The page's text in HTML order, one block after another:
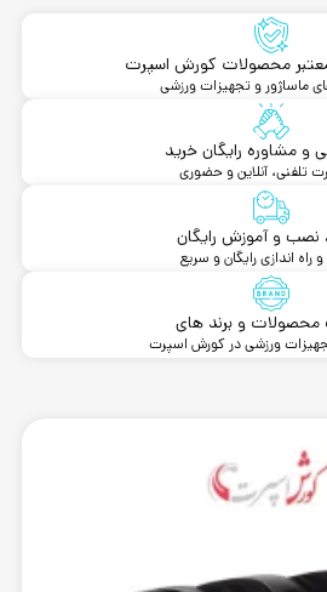
محصولات کورش اسپرت
ماساژور و تجهیزات ورزشی
و مشاوره رایگان خرید
تلفنی، آنلاین و حضوری
نصب و آموزش رایگان
راه اندازی رایگان و سریع
محصولات و برند های
ورزشی در کورش اسپرت